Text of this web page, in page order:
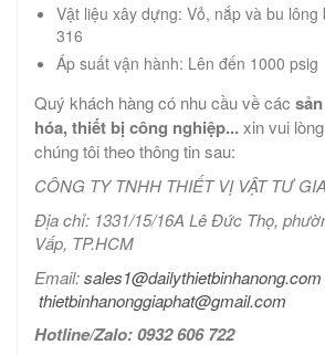
Vật liệu xây dựng: Vỏ, nắp và bu
316
Áp suất vận hành: Lên đến 1000 psig
Quý khách hàng có nhu cầu về các
hóa, thiết bị công nghiệp...xin vui
chúng tôi theo thông tin sau:
CÔNG TY TNHH THIẾT VỊ VẬT TƯ
Địa chỉ: 1331/15/16A Lê Đức Thọ,
Vấp, TP.HCM
Email:sales1@dailythietbinhanong.com
thietbinhanonggiaphat@gmail.com
Hotline/Zalo: 0932 606 722